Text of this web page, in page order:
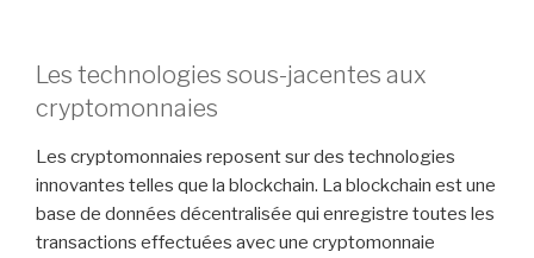
Les technologies sous-jacentes aux
cryptomonnaies
Les cryptomonnaies reposent sur des technologies
innovantes telles que la blockchain. La blockchain est une
base de données décentralisée qui enregistre toutes les
transactions effectuées avec une cryptomonnaie